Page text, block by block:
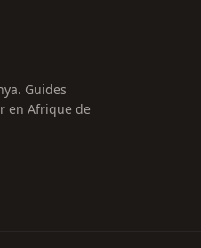
Guides
en Afrique de